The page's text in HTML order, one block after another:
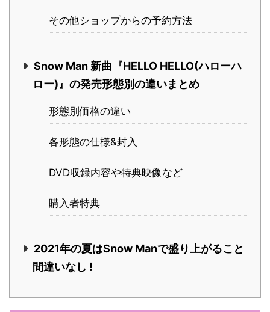
その他ショップからの予約方法
Snow Man 新曲『HELLO HELLO(ハローハ
ロー)』の発売形態別の違いまとめ
形態別価格の違い
各形態の仕様&封入
DVD収録内容や特典映像など
購入者特典
2021年の夏はSnow Manで盛り上がること
間違いなし !